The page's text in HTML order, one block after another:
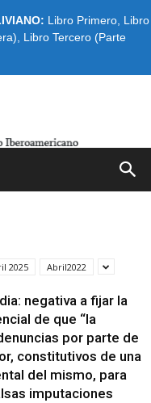
Libro Primero Libro
Libro Tercero (Parte
2025 Abril2022
negativa a fijar la
de que “la
por parte de
constitutivos de una
del mismo, para
imputaciones